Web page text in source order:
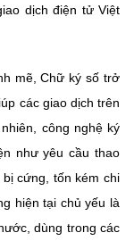
dịch điện tử Việt
mẽ, Chữ ký số trở
các giao dịch trên
công nghệ ký
như yêu cầu thao
cứng, tốn kém chi
hiện tại chủ yếu là
dùng trong các